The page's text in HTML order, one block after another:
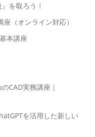
を取ろう！
（オンライン対応）
本講座
CAD実務講座｜
を活用した新しい